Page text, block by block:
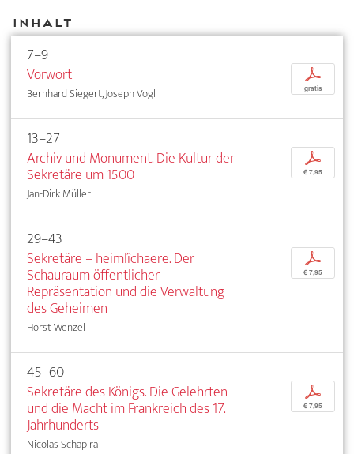
Inhalt
7–9
Vorwort
Bernhard Siegert, Joseph Vogl
p
gratis
13–27
Archiv und Monument. Die Kultur der
Sekretäre um 1500
Jan-Dirk Müller
p
€ 7,95
29–43
Sekretäre – heimlîchaere. Der
Schauraum öffentlicher
Repräsentation und die Verwaltung
des Geheimen
Horst Wenzel
p
€ 7,95
45–60
Sekretäre des Königs. Die Gelehrten
und die Macht im Frankreich des 17.
Jahrhunderts
Nicolas Schapira
p
€ 7,95